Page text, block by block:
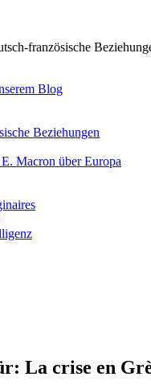
französische
Blog
Beziehungen
Macron über Europa
La crise en